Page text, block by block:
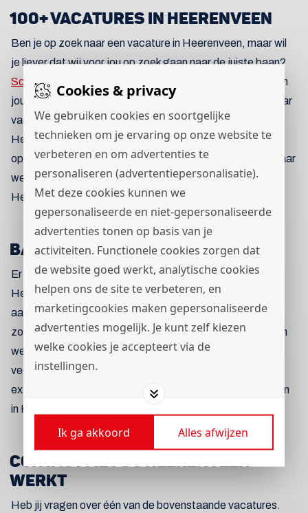
Cookies & privacy
We gebruiken cookies en soortgelijke
technieken om je ervaring op onze website te
verbeteren en om advertenties te
personaliseren (advertentiepersonalisatie).
Met deze cookies kunnen we
gepersonaliseerde en niet-gepersonaliseerde
advertenties tonen op basis van je
activiteiten. Functionele cookies zorgen dat
de website goed werkt, analytische cookies
helpen ons de site te verbeteren, en
marketingcookies maken gepersonaliseerde
advertenties mogelijk. Je kunt zelf kiezen
welke cookies je accepteert via de
instellingen.
Ik ga akkoord Alles afwijzen
100+ VACATURES IN HEERENVEEN
Ben je op zoek naar een vacature in Heerenveen, maar wil
je liever dat wij voor jou op zoek gaan naar de juiste baan?
Schrijf je direct in!
Wij gaan voor jou op zoek en benaderen
jou met de mooiste vacatures. Ook als je op zoek bent naar
vacatures in Heerenveen en omgeving ben je bij sc
Heerenveen Werkt aan het juiste adres! Zit je vacature er
op dit moment niet tussen dan gaan wij gericht op zoek naar
werk in Heerenveen voor jou, zodat jij kan werken in
Heerenveen.
BANEN IN HEERENVEEN
Er zijn veel banen in de gemeente Heerenveen. sc
Heerenveen Werkt probeert werkzoekende te verbinden
aan de ideale baan in Heerenveen. Samen met bedrijven
zoeken wij naar een positieve match, zodat werknemer en
werkgever een optimale samenwerking hebben en beiden
veel plezier in hun werk beleven! Want dat is natuurlijk
extreem belangrijk wanneer je een baan zoekt. Voor banen
in Heerenveen kun je kijken bij al onze vacatures.
CONTACT MET SC HEERENVEEN
WERKT
Heb jij vragen over één van de bovenstaande vacatures.